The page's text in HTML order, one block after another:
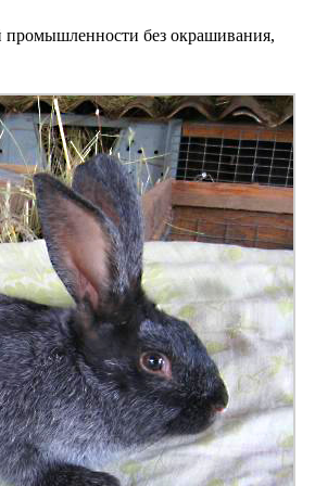
промышленности без окрашивания,